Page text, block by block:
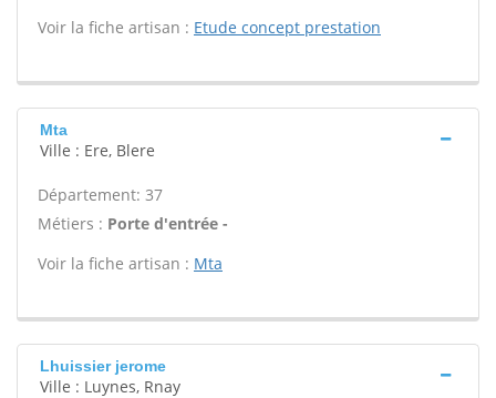
Voir la fiche artisan : Etude concept prestation
Mta
Ville : Ere, Blere
Département: 37
Métiers : Porte d'entrée -
Voir la fiche artisan : Mta
Lhuissier jerome
Ville : Luynes, Rnay